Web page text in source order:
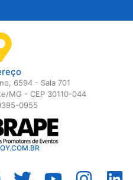
6594 - Sala 701
MG - CEP 30110-044
0955